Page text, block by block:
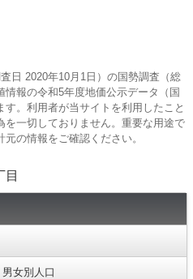
日 2020年10月1日）の国勢調査（総
報の令和5年度地価公示データ（国
。利用者が当サイトを利用したこと
を一切しておりません。重要な用途で
の情報をご確認ください。
目
女別人口